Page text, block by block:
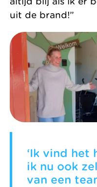
uit de brand!”
‘Ik vind
ik nu ook
van een